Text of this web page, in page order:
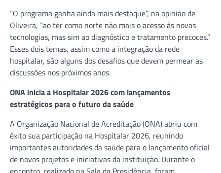
“O programa ganha ainda mais destaque”, na opinião de
Oliveira, “ao ter como norte não mais o acesso às novas
tecnologias, mas sim ao diagnóstico e tratamento precoces.”
Esses dois temas, assim como a integração da rede
hospitalar, são alguns dos desafios que devem permear as
discussões nos próximos anos.
ONA inicia a Hospitalar 2026 com lançamentos
estratégicos para o futuro da saúde
A Organização Nacional de Acreditação (ONA) abriu com
êxito sua participação na Hospitalar 2026, reunindo
importantes autoridades da saúde para o lançamento oficial
de novos projetos e iniciativas da instituição. Durante o